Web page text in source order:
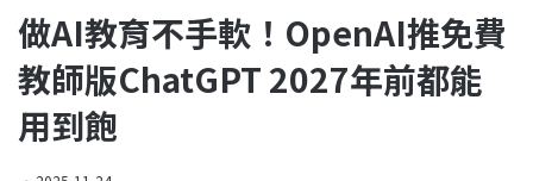
做AI教育不手軟！OpenAI推免費
教師版ChatGPT 2027年前都能
用到飽